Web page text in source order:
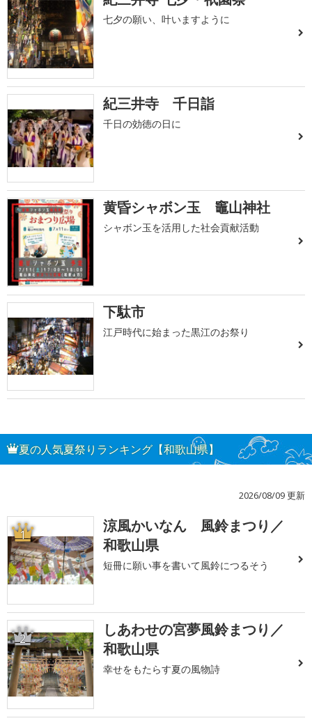
七夕の願い、叶いますように
紀三井寺 千日詣
千日の効徳の日に
黄昏シャボン玉 竈山神社
シャボン玉を活用した社会貢献活動
下駄市
江戸時代に始まった黒江のお祭り
夏の人気夏祭りランキング【和歌山県】
2026/08/09 更新
1
涼風かいなん 風鈴まつり／
和歌山県
短冊に願い事を書いて風鈴につるそう
2
しあわせの宮夢風鈴まつり／
和歌山県
幸せをもたらす夏の風物詩